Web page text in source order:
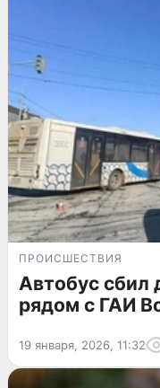
ПРОИСШЕСТВИЯ
Автобус сбил
рядом с ГАИ
19 января, 2026, 11:32